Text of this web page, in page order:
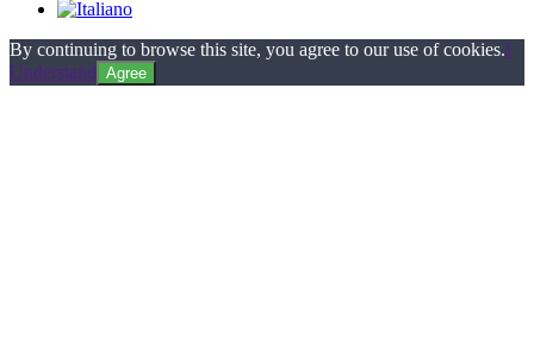
By continuing to browse this site, you agree to our use of cookies.I
Understand Agree